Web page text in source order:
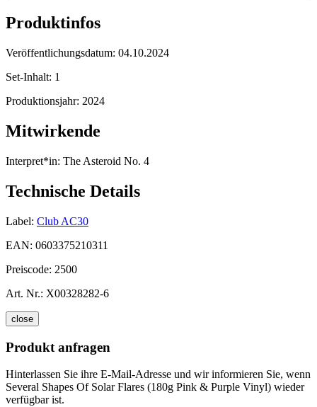
Produktinfos
Veröffentlichungsdatum: 04.10.2024
Set-Inhalt: 1
Produktionsjahr: 2024
Mitwirkende
Interpret*in: The Asteroid No. 4
Technische Details
Label: Club AC30
EAN: 0603375210311
Preiscode: 2500
Art. Nr.: X00328282-6
close
Produkt anfragen
Hinterlassen Sie ihre E-Mail-Adresse und wir informieren Sie, wenn
Several Shapes Of Solar Flares (180g Pink & Purple Vinyl) wieder
verfügbar ist.